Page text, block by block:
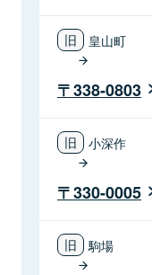
皇山町
338-0803
小深作
330-0005
駒場